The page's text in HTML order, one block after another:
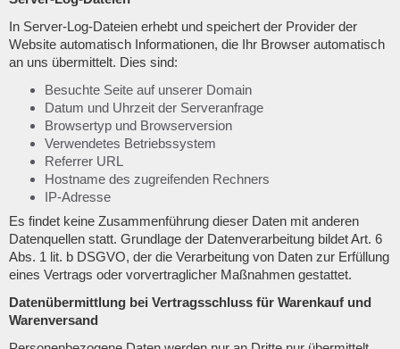
In Server-Log-Dateien erhebt und speichert der Provider der
Website automatisch Informationen, die Ihr Browser automatisch
an uns übermittelt. Dies sind:
Besuchte Seite auf unserer Domain
Datum und Uhrzeit der Serveranfrage
Browsertyp und Browserversion
Verwendetes Betriebssystem
Referrer URL
Hostname des zugreifenden Rechners
IP-Adresse
Es findet keine Zusammenführung dieser Daten mit anderen
Datenquellen statt. Grundlage der Datenverarbeitung bildet Art. 6
Abs. 1 lit. b DSGVO, der die Verarbeitung von Daten zur Erfüllung
eines Vertrags oder vorvertraglicher Maßnahmen gestattet.
Datenübermittlung bei Vertragsschluss für Warenkauf und
Warenversand